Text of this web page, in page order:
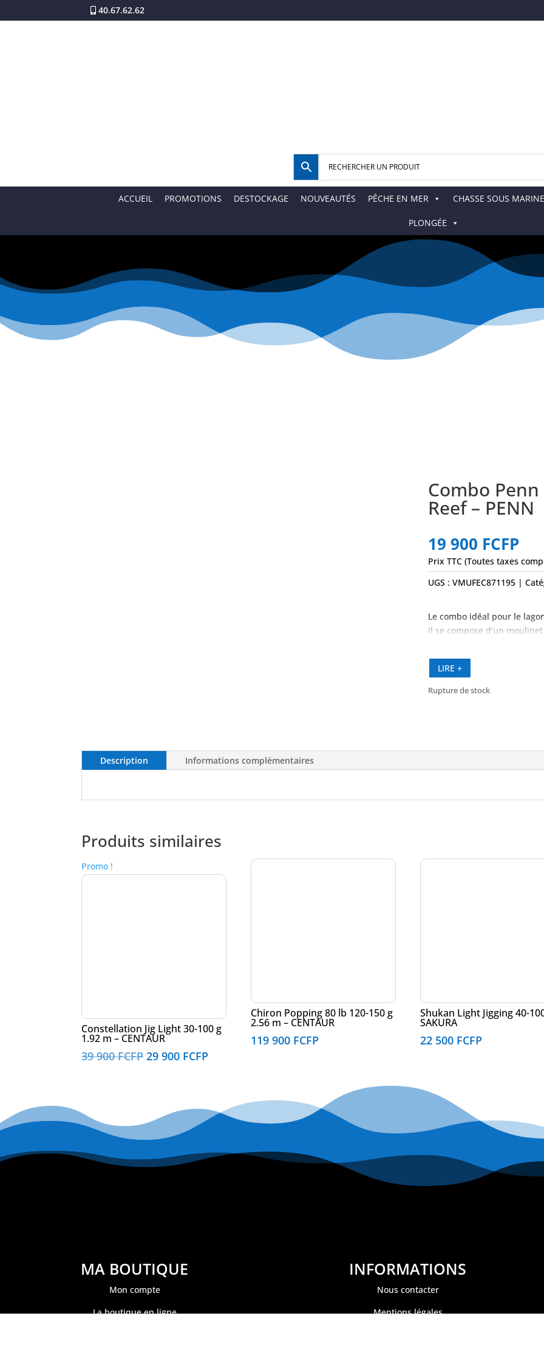
40.67.62.62
ACCUEIL PROMOTIONS DESTOCKAGE NOUVEAUTÉS PÊCHE EN MER CHASSE SOUS MARINE
PLONGÉE
Combo Penn
Reef – PENN
19 900 FCFP
Prix TTC (Toutes taxes
UGS : VMUFEC871195
Le combo idéal pour le
Il se compose d’un
LIRE +
Rupture de stock
Description Informations complémentaires
Produits similaires
Promo !
Constellation Jig Light 30-100 g
1.92 m – CENTAUR
39 900FCFPLe
39
900 FCFP.
29 900 FCFPLe
29
Chiron Popping 80 lb 120-150 g
2.56 m – CENTAUR
119 900 FCFP
Shukan Light Jigging 40-
SAKURA
22 500 FCFP
MA BOUTIQUE
Mon compte
La boutique en ligne
INFORMATIONS
Nous contacter
Mentions légales